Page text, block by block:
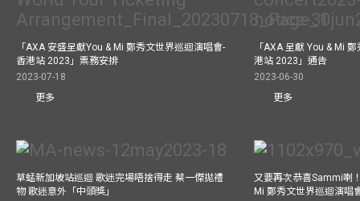
「AXA 安盛呈獻You & Mi 鄭秀文世界巡迴演唱會-
香港站 2023」票務安排
2023-07-18
更多
「AXA 呈獻 You & Mi
港站 2023」通告
2023-06-30
更多
草蜢新加坡站巡迴 歌迷完場唔捨得走 蔡一傑拋禮
物 歌迷意外「中頭獎」
又要再次恭喜Sammi喇
Mi 鄭秀文世界巡迴演唱